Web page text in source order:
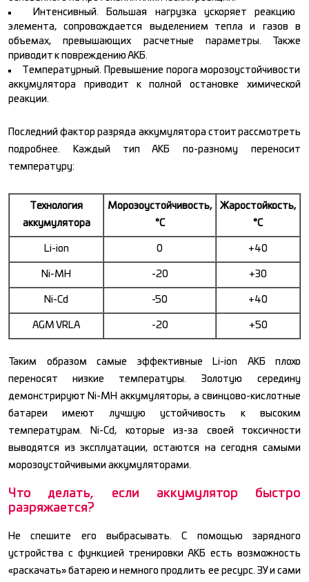
Интенсивный. Большая нагрузка ускоряет реакцию
элемента, сопровождается выделением тепла и газов в
объемах, превышающих расчетные параметры. Также
приводит к повреждению АКБ.
Температурный. Превышение порога морозоустойчивости
аккумулятора приводит к полной остановке химической
реакции.
Последний фактор разряда аккумулятора стоит рассмотреть
подробнее. Каждый тип АКБ по-разному переносит
температуру:
Технология
аккумулятора
Морозоустойчивость,
°С
Жаростойкость,
°С
Li-ion 0 +40
Ni-MH -20 +30
Ni-Cd -50 +40
AGM VRLA -20 +50
Таким образом самые эффективные Li-ion АКБ плохо
переносят низкие температуры. Золотую середину
демонстрируют Ni-MH аккумуляторы, а свинцово-кислотные
батареи имеют лучшую устойчивость к высоким
температурам. Ni-Cd, которые из-за своей токсичности
выводятся из эксплуатации, остаются на сегодня самыми
морозоустойчивыми аккумуляторами.
Что делать, если аккумулятор быстро
разряжается?
Не спешите его выбрасывать. С помощью зарядного
устройства с функцией тренировки АКБ есть возможность
«раскачать» батарею и немного продлить ее ресурс. ЗУ и сами